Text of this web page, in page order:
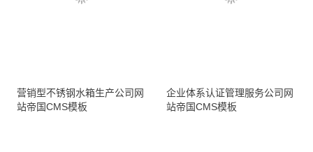
营销型不锈钢水箱生产公司网
站帝国CMS模板
企业体系认证管理服务公司网
站帝国CMS模板